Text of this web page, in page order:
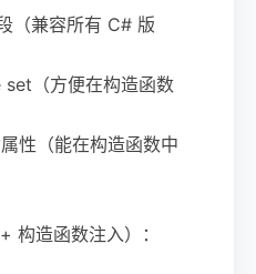
（兼容所有 C# 版
（方便在构造函数
性（能在构造函数中
构造函数注入）：